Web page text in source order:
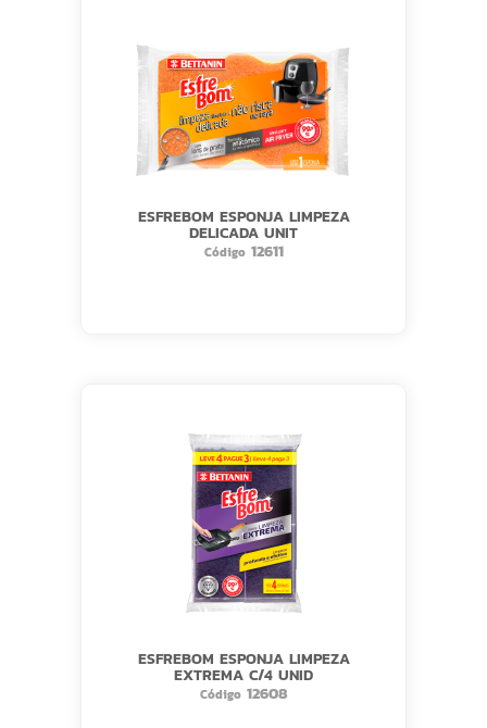
ESFREBOM ESPONJA LIMPEZA
DELICADA UNIT
Código12611
ESFREBOM ESPONJA LIMPEZA
EXTREMA C/4 UNID
Código12608